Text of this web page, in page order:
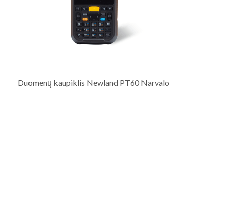
Duomenų kaupiklis Newland PT60 Narvalo